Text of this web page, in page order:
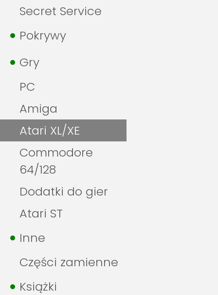
Secret Service
Pokrywy
Gry
PC
Amiga
Atari XL/XE
Commodore
64/128
Dodatki do gier
Atari ST
Inne
Części zamienne
Książki